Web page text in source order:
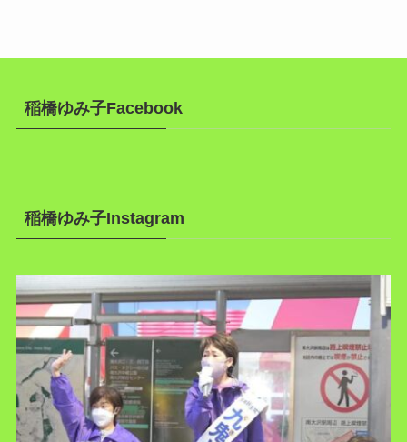
稲橋ゆみ子Facebook
稲橋ゆみ子Instagram